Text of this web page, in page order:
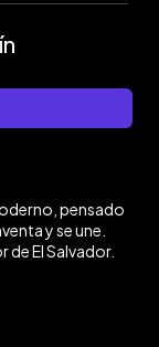
pensado
y se une.
El Salvador.